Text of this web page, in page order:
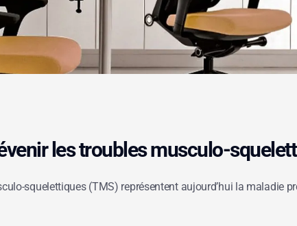
les troubles musculo-
squelettiques (TMS) représentent aujourd’hui la maladie